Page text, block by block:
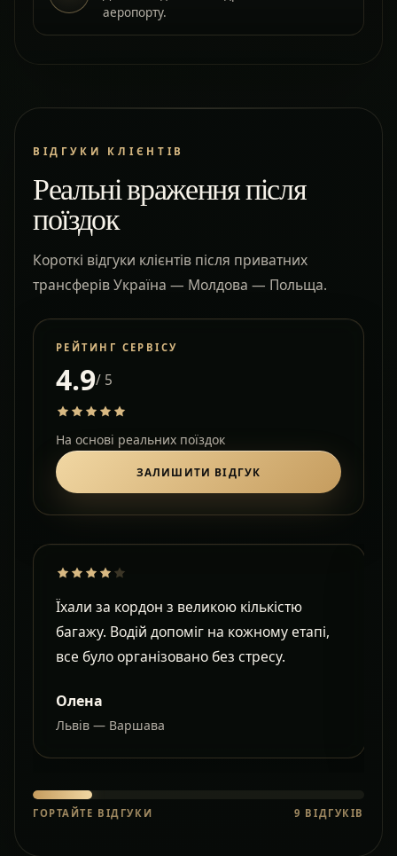
аеропорту.
ВІДГУКИ КЛІЄНТІВ
Реальні враження після
поїздок
Короткі відгуки клієнтів після приватних
трансферів Україна — Молдова — Польща.
РЕЙТИНГ СЕРВІСУ
4.9/ 5
На основі реальних поїздок
ЗАЛИШИТИ ВІДГУК
Їхали за кордон з великою кількістю
багажу. Водій допоміг на кожному етапі,
все було організовано без стресу.
Олена
Львів — Варшава
ГОРТАЙТЕ ВІДГУКИ 9 ВІДГУКІВ